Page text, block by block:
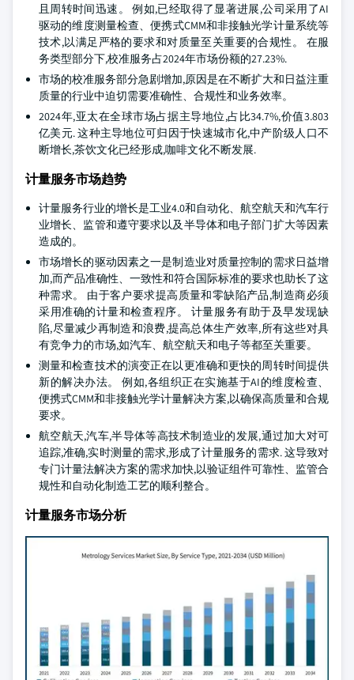
且周转时间迅速。 例如,已经取得了显著进展,公司采用了AI
驱动的维度测量检查、便携式CMM和非接触光学计量系统等
技术,以满足严格的要求和对质量至关重要的合规性。 在服
务类型部分下,校准服务占2024年市场份额的27.23%.
市场的校准服务部分急剧增加,原因是在不断扩大和日益注重
质量的行业中迫切需要准确性、合规性和业务效率。
2024年,亚太在全球市场占据主导地位,占比34.7%,价值3.803
亿美元. 这种主导地位可归因于快速城市化,中产阶级人口不
断增长,茶饮文化已经形成,咖啡文化不断发展.
计量服务市场趋势
计量服务行业的增长是工业4.0和自动化、航空航天和汽车行
业增长、监管和遵守要求以及半导体和电子部门扩大等因素
造成的。
市场增长的驱动因素之一是制造业对质量控制的需求日益增
加,而产品准确性、一致性和符合国际标准的要求也助长了这
种需求。 由于客户要求提高质量和零缺陷产品,制造商必须
采用准确的计量和检查程序。 计量服务有助于及早发现缺
陷,尽量减少再制造和浪费,提高总体生产效率,所有这些对具
有竞争力的市场,如汽车、航空航天和电子等都至关重要。
测量和检查技术的演变正在以更准确和更快的周转时间提供
新的解决办法。 例如,各组织正在实施基于AI的维度检查、
便携式CMM和非接触光学计量解决方案,以确保高质量和合规
要求。
航空航天,汽车,半导体等高技术制造业的发展,通过加大对可
追踪,准确,实时测量的需求,形成了计量服务的需求. 这导致对
专门计量法解决方案的需求加快,以验证组件可靠性、监管合
规性和自动化制造工艺的顺利整合。
计量服务市场分析